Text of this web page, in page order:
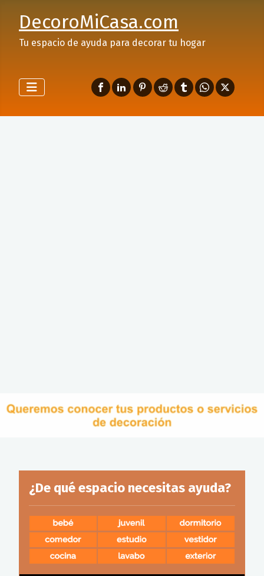
DecoroMiCasa.com
Tu espacio de ayuda para decorar tu hogar
¿De qué espacio necesitas ayuda?